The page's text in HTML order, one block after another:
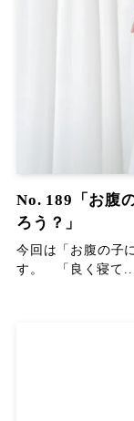
No. 189「お腹
ろう？」
今回は「お腹の子
す。 「良く寝て...